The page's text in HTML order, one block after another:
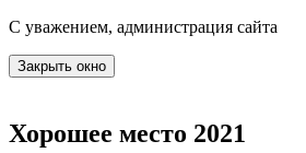
С уважением, администрация сайта
Закрыть окно
Хорошее место 2021